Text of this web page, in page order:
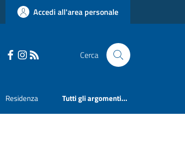
Accedi all'area personale
Cerca
Residenza Tutti gli argomenti...